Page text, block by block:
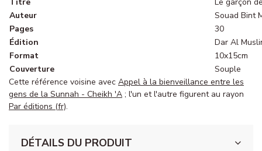
Auteur
Souad Bint
Pages
30
Édition
Dar Al
Format
10x15cm
Couverture
Souple
Cette référence voisine avec Appel à la bienveillance entre les
gens de la Sunnah - Cheikh 'A ; l'un et l'autre figurent au rayon
Par éditions (fr).
DÉTAILS DU PRODUIT